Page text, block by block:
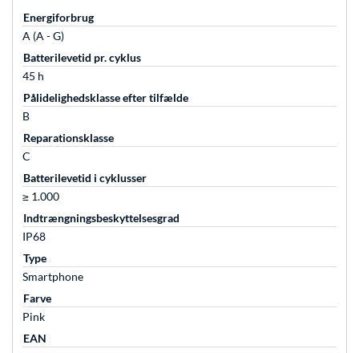
Energiforbrug
A (A - G)
Batterilevetid pr. cyklus
45 h
Pålidelighedsklasse efter tilfælde
B
Reparationsklasse
C
Batterilevetid i cyklusser
≥ 1.000
Indtrængningsbeskyttelsesgrad
IP68
Type
Smartphone
Farve
Pink
EAN